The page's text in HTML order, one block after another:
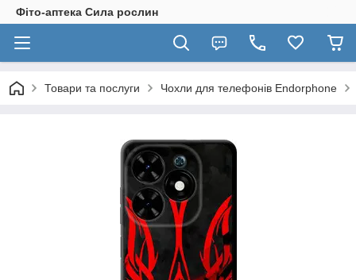
Фіто-аптека Сила рослин
Товари та послуги Чохли для телефонів Endorphone